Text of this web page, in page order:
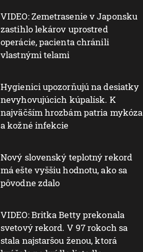
VIDEO: Zemetrasenie v Japonsku
zastihlo lekárov uprostred
operácie, pacienta chránili
vlastnými telami
Hygienici upozorňujú na desiatky
nevyhovujúcich kúpalísk. K
najväčším hrozbám patria mykóza
a kožné infekcie
Nový slovenský teplotný rekord
má ešte vyššiu hodnotu, ako sa
pôvodne zdalo
VIDEO: Britka Betty prekonala
svetový rekord. V 97 rokoch sa
stala najstaršou ženou, ktorá